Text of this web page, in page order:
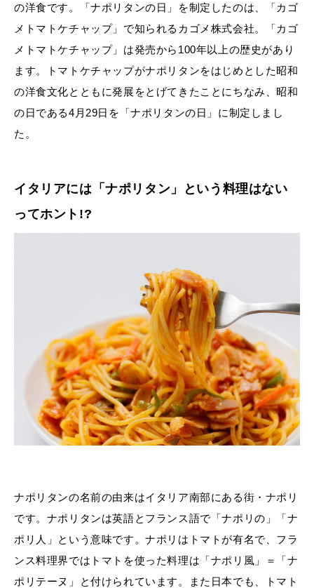
の洋食です。「ナポリタンの日」を制定したのは、「カゴ
メトマトケチャップ」で知られるカゴメ株式会社。「カゴ
メトマトケチャップ」は発売から100年以上の歴史があり
ます。トマトケチャップがナポリタンをはじめとした昭和
の洋食文化とともに発展をとげてきたことにちなみ、昭和
の日である4月29日を「ナポリタンの日」に制定しまし
た。
イタリアには「ナポリタン」という料理はない
ってホント!?
ナポリタンの名前の由来はイタリア南部にある街・ナポリ
です。ナポリタンは英語とフランス語で「ナポリの」「ナ
ポリ人」という意味です。ナポリはトマトが有名で、フラ
ンス料理界ではトマトを使った料理は「ナポリ風」＝「ナ
ポリテーヌ」と付けられています。また日本でも、トマト